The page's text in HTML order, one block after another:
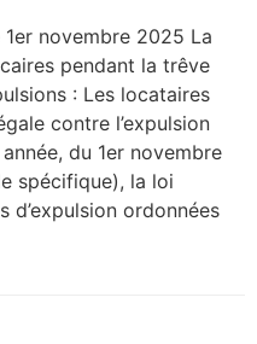
novembre 2025 La
pendant la trêve
: Les locataires
contre l’expulsion
du 1er novembre
spécifique), la loi
d’expulsion ordonnées